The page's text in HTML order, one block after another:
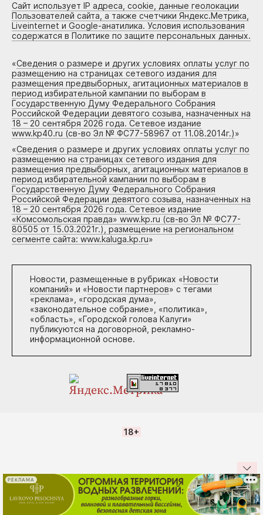
Сайт использует IP адреса, cookie, данные геолокации
Пользователей сайта, а также счетчики Яндекс.Метрика,
Liveinternet и Google-анатилика. Условия использования
содержатся в Политике по защите персональных данных.
«Сведения о размере и других условиях оплаты услуг по
размещению на страницах сетевого издания для
размещения предвыборных, агитационных материалов в
период избирательной кампании по выборам в
Государственную Думу Федерального Собрания
Российской Федерации девятого созыва, назначенных на
18 – 20 сентября 2026 года. Сетевое издание
www.kp40.ru (св-во Эл № ФС77-58967 от 11.08.2014г.)»
«Сведения о размере и других условиях оплаты услуг по
размещению на страницах сетевого издания для
размещения предвыборных, агитационных материалов в
период избирательной кампании по выборам в
Государственную Думу Федерального Собрания
Российской Федерации девятого созыва, назначенных на
18 – 20 сентября 2026 года. Сетевое издание
«Комсомольская правда» www.kp.ru (св-во Эл № ФС77-
80505 от 15.03.2021г.), размещение на региональном
сегменте сайта: www.kaluga.kp.ru»
Новости, размещенные в рубриках «Новости
компаний» и «Новости партнеров» с тегами
«реклама», «городская дума»,
«законодательное собрание», «политика»,
«область», «Городской голова Калуги»
публикуются на договорной, рекламно-
информационной основе.
18+
РЕКЛАМА